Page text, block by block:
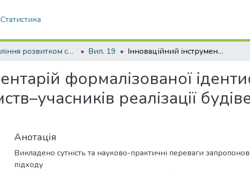
Статистика
Управління розвитком складних систем Вип. 19 Інноваційний інструментарій формалізованої ідентифікації стану банкрутства підприємств–учасників реалізації будівельного проекту
формалізованої
реалізації
Анотація
Викладено сутність та науково-практичні переваги
підходу